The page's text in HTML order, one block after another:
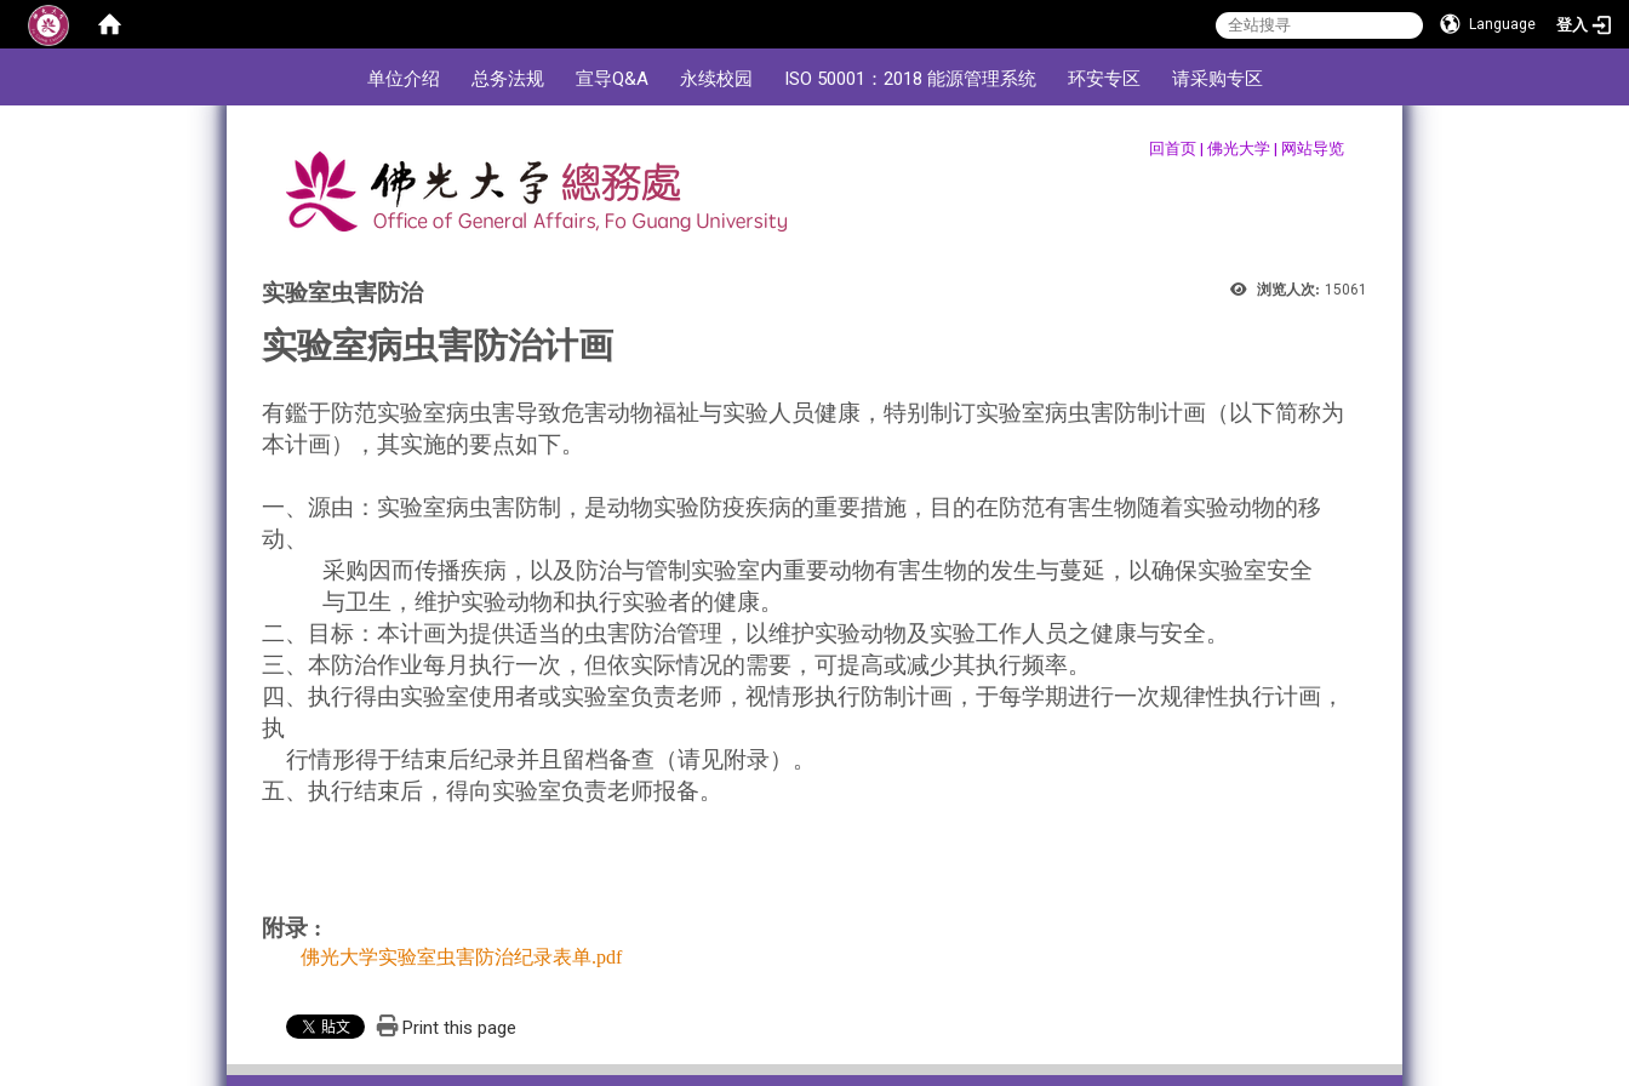
Language 登入
单位介绍
总务法规 宣导Q&A 永续校园 ISO 50001：2018 能源管理系统 环安专区 请采购专区
回首页| 佛光大学| 网站导览
浏览人次: 15061
实验室虫害防治
实验室病虫害防治计画
有鑑于防范实验室病虫害导致危害动物福祉与实验人员健康，特别制订实验室病虫害防制计画（以下简称为
本计画），其实施的要点如下。
一、源由：实验室病虫害防制，是动物实验防疫疾病的重要措施，目的在防范有害生物随着实验动物的移
动、
采购因而传播疾病，以及防治与管制实验室内重要动物有害生物的发生与蔓延，以确保实验室安全
与卫生，维护实验动物和执行实验者的健康。
二、目标：本计画为提供适当的虫害防治管理，以维护实验动物及实验工作人员之健康与安全。
三、本防治作业每月执行一次，但依实际情况的需要，可提高或减少其执行频率。
四、执行得由实验室使用者或实验室负责老师，视情形执行防制计画，于每学期进行一次规律性执行计画，
执
行情形得于结束后纪录并且留档备查（请见附录）。
五、执行结束后，得向实验室负责老师报备。
附录 :
佛光大学实验室虫害防治纪录表单.pdf
Print this page